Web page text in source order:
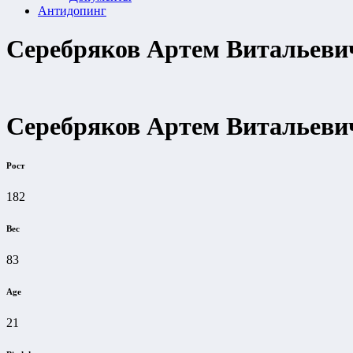
Антидопинг
Серебряков Артем
Серебряков Артем
Рост
182
Вес
83
Age
21